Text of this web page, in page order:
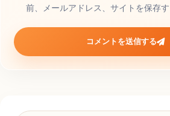
前、メールアドレス、サイトを保存す
コメントを送信する